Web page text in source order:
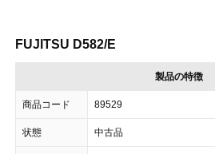
FUJITSU D582/E
製品の特徴
商品コード 89529
状態 中古品